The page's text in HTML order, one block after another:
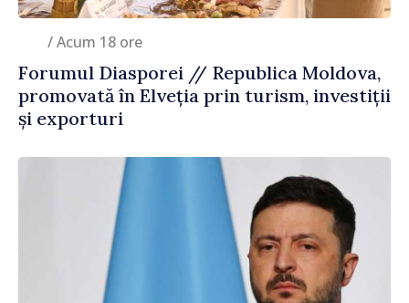
/ Acum 18 ore
Forumul Diasporei // Republica Moldova,
promovată în Elveția prin turism, investiții
și exporturi